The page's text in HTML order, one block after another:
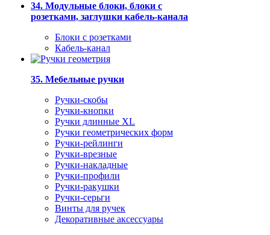
34. Модульные блоки, блоки с
розетками, заглушки кабель-канала
Блоки с розетками
Кабель-канал
35. Мебельные ручки
Ручки-скобы
Ручки-кнопки
Ручки длинные XL
Ручки геометрических форм
Ручки-рейлинги
Ручки-врезные
Ручки-накладные
Ручки-профили
Ручки-ракушки
Ручки-серьги
Винты для ручек
Декоративные аксессуары